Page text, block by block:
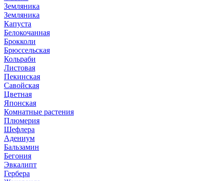
Земляника
Земляника
Капуста
Белокочанная
Брокколи
Брюссельская
Кольраби
Листовая
Пекинская
Савойская
Цветная
Японская
Комнатные растения
Плюмерия
Шефлера
Адениум
Бальзамин
Бегония
Эвкалипт
Гербера